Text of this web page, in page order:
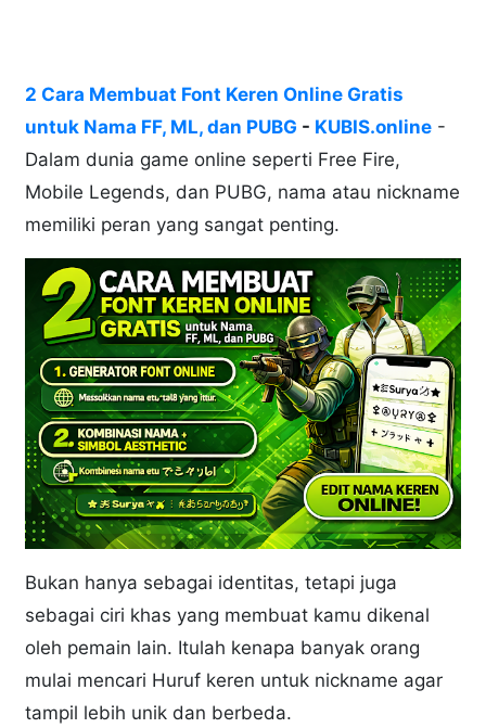
2 Cara Membuat Font Keren Online Gratis
untuk Nama FF, ML, dan PUBG - KUBIS.online -
Dalam dunia game online seperti Free Fire,
Mobile Legends, dan PUBG, nama atau nickname
memiliki peran yang sangat penting.
Bukan hanya sebagai identitas, tetapi juga
sebagai ciri khas yang membuat kamu dikenal
oleh pemain lain. Itulah kenapa banyak orang
mulai mencari Huruf keren untuk nickname agar
tampil lebih unik dan berbeda.